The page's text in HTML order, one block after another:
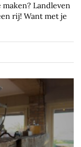
Landleven
rij! Want met je